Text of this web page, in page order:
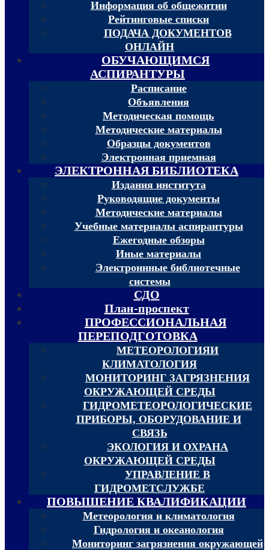
Информация об общежитии
Рейтинговые списки
ПОДАЧА ДОКУМЕНТОВ
ОНЛАЙН
ОБУЧАЮЩИМСЯ
АСПИРАНТУРЫ
Расписание
Объявления
Методическая помощь
Методические материалы
Образцы документов
Электронная приемная
ЭЛЕКТРОННАЯ БИБЛИОТЕКА
Издания института
Руководящие документы
Методические материалы
Учебные материалы аспирантуры
Ежегодные обзоры
Иные материалы
Электроннные библиотечные
системы
СДО
План-проспект
ПРОФЕССИОНАЛЬНАЯ
ПЕРЕПОДГОТОВКА
МЕТЕОРОЛОГИЯИ
КЛИМАТОЛОГИЯ
МОНИТОРИНГ ЗАГРЯЗНЕНИЯ
ОКРУЖАЮЩЕЙ СРЕДЫ
ГИДРОМЕТЕОРОЛОГИЧЕСКИЕ
ПРИБОРЫ, ОБОРУДОВАНИЕ И
СВЯЗЬ
ЭКОЛОГИЯ И ОХРАНА
ОКРУЖАЮЩЕЙ СРЕДЫ
УПРАВЛЕНИЕ В
ГИДРОМЕТСЛУЖБЕ
ПОВЫШЕНИЕ КВАЛИФИКАЦИИ
Метеорология и климатология
Гидрология и океанология
Мониторинг загрязнения окружающей